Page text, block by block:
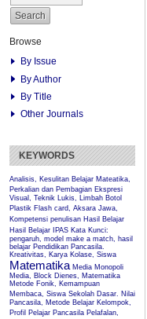
Browse
By Issue
By Author
By Title
Other Journals
KEYWORDS
Analisis, Kesulitan Belajar Mateatika,
Perkalian dan Pembagian Ekspresi
Visual, Teknik Lukis, Limbah Botol
Plastik Flash card, Aksara Jawa,
Kompetensi penulisan Hasil Belajar
Hasil Belajar IPAS Kata Kunci:
pengaruh, model make a match, hasil
belajar Pendidikan Pancasila.
Kreativitas, Karya Kolase, Siswa
Matematika Media Monopoli
Media, Block Dienes, Matematika
Metode Fonik, Kemampuan
Membaca, Siswa Sekolah Dasar. Nilai
Pancasila, Metode Belajar Kelompok,
Profil Pelajar Pancasila Pelafalan,